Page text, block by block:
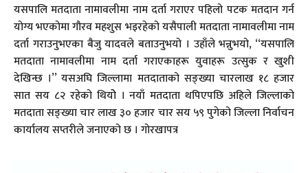
यसपालि मतदाता नामावलीमा नाम दर्ता गराएर पहिलो पटक मतदान गर्न
योग्य भएकोमा गौरव महशुस भइरहेको यसैपाली मतदाता नामावलीमा नाम
दर्ता गराउनुभएका बैजु यादवले बताउनुभयो । उहाँले भन्नुभयो, ‘‘यसपालि
मतदाता नामावलीमा नाम दर्ता गराएकाहरू युवाहरू उत्सुक र खुशी
देखिन्छ ।’’ यसअघि जिल्लामा मतदाताको सङ्ख्या चारलाख १८ हजार
सात सय ८२ रहेको थियोे । नयाँ मतदाता थपिएपछि अहिले जिल्लाको
मतदाता सङ्ख्या चार लाख ३० हजार चार सय ५९ पुगेको जिल्ला निर्वाचन
कार्यालय सप्तरीले जनाएको छ । गोरखापत्र